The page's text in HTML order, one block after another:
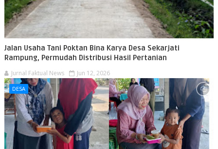
Jalan Usaha Tani Poktan Bina Karya Desa Sekarjati
Rampung, Permudah Distribusi Hasil Pertanian
Jurnal Faktual News Jun 12, 2026
DESA